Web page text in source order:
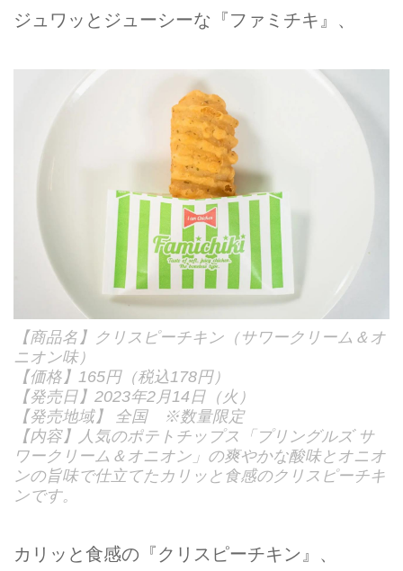
ジュワッとジューシーな『ファミチキ』、
【商品名】クリスピーチキン（サワークリーム＆オ
ニオン味）
【価格】165円（税込178円）
【発売日】2023年2月14日（火）
【発売地域】 全国 ※数量限定
【内容】人気のポテトチップス「プリングルズ サ
ワークリーム＆オニオン」の爽やかな酸味とオニオ
ンの旨味で仕立てたカリッと食感のクリスピーチキ
ンです。
カリッと食感の『クリスピーチキン』、